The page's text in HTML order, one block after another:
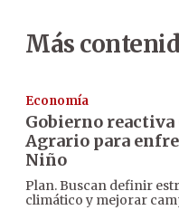
Más
Economía
Gobierno reactiva
Agrario para
Niño
Plan. Buscan definir
climático y mejorar